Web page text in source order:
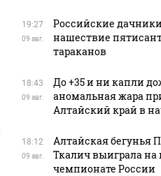
19:27
09 авг.
Российские
нашествие
тараканов
18:43
09 авг.
До +35 и ни капли
аномальная жара
Алтайский край в
18:12
09 авг.
Алтайская бегунья
Ткалич выиграла
чемпионате России